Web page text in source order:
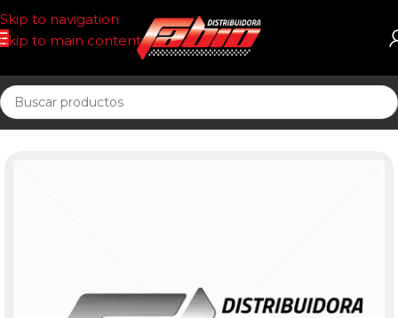
Skip to navigation
Skip to main content
Inicio ECOLOGICOS